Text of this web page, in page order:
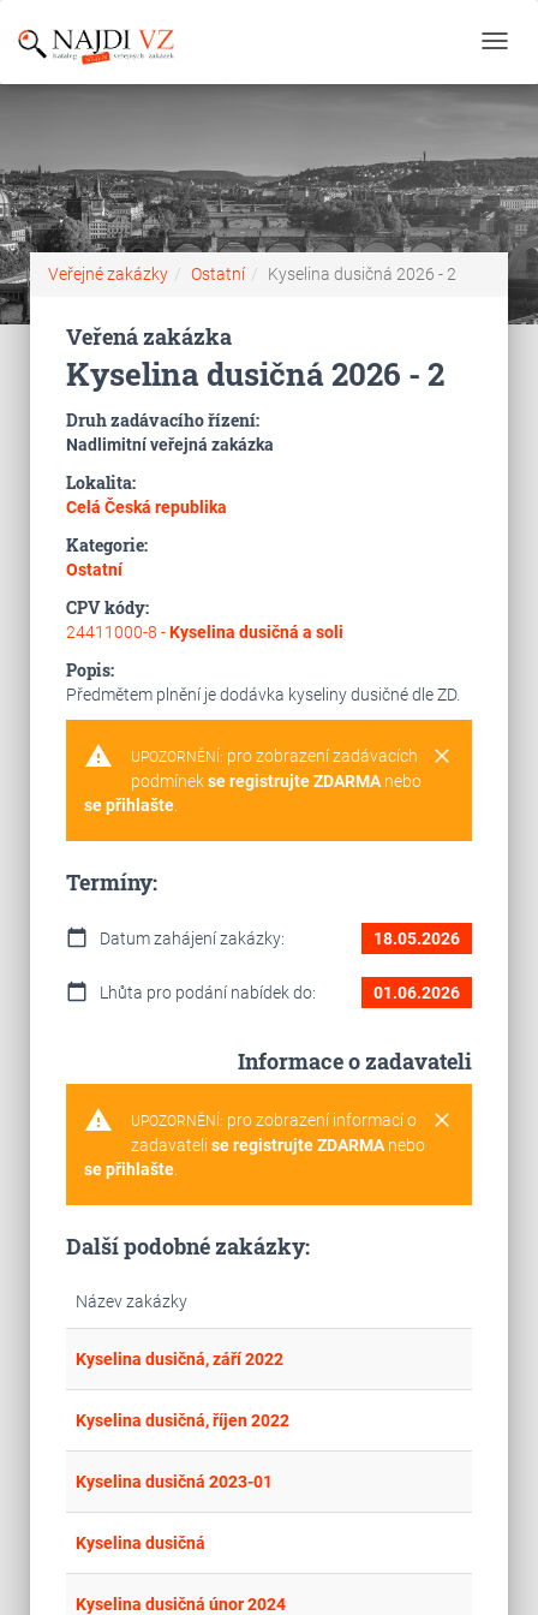
Veřejné zakázky Ostatní Kyselina dusičná 2026 - 2
Veřená zakázka
Kyselina dusičná 2026 - 2
Druh zadávacího řízení:
Nadlimitní veřejná zakázka
Lokalita:
Celá Česká republika
Kategorie:
Ostatní
CPV kódy:
24411000-8 -Kyselina dusičná a soli
Popis:
Předmětem plnění je dodávka kyseliny dusičné dle ZD.
warning clear
UPOZORNĚNÍ: pro zobrazení zadávacích
podmínekse registrujte ZDARMAnebo
se přihlašte.
Termíny:
calendar_today Datum zahájení zakázky: 18.05.2026
calendar_today Lhůta pro podání nabídek do: 01.06.2026
Informace o zadavateli
warning clear
UPOZORNĚNÍ: pro zobrazení informací o
zadavateli se registrujte ZDARMAnebo
se přihlašte.
Další podobné zakázky:
Název zakázky
Kyselina dusičná, září 2022
Kyselina dusičná, říjen 2022
Kyselina dusičná 2023-01
Kyselina dusičná
Kyselina dusičná únor 2024